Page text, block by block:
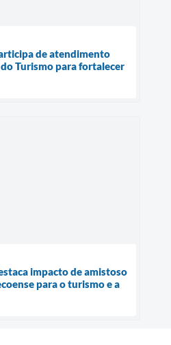
de atendimento
Turismo para fortalecer
impacto de amistoso
para o turismo e a